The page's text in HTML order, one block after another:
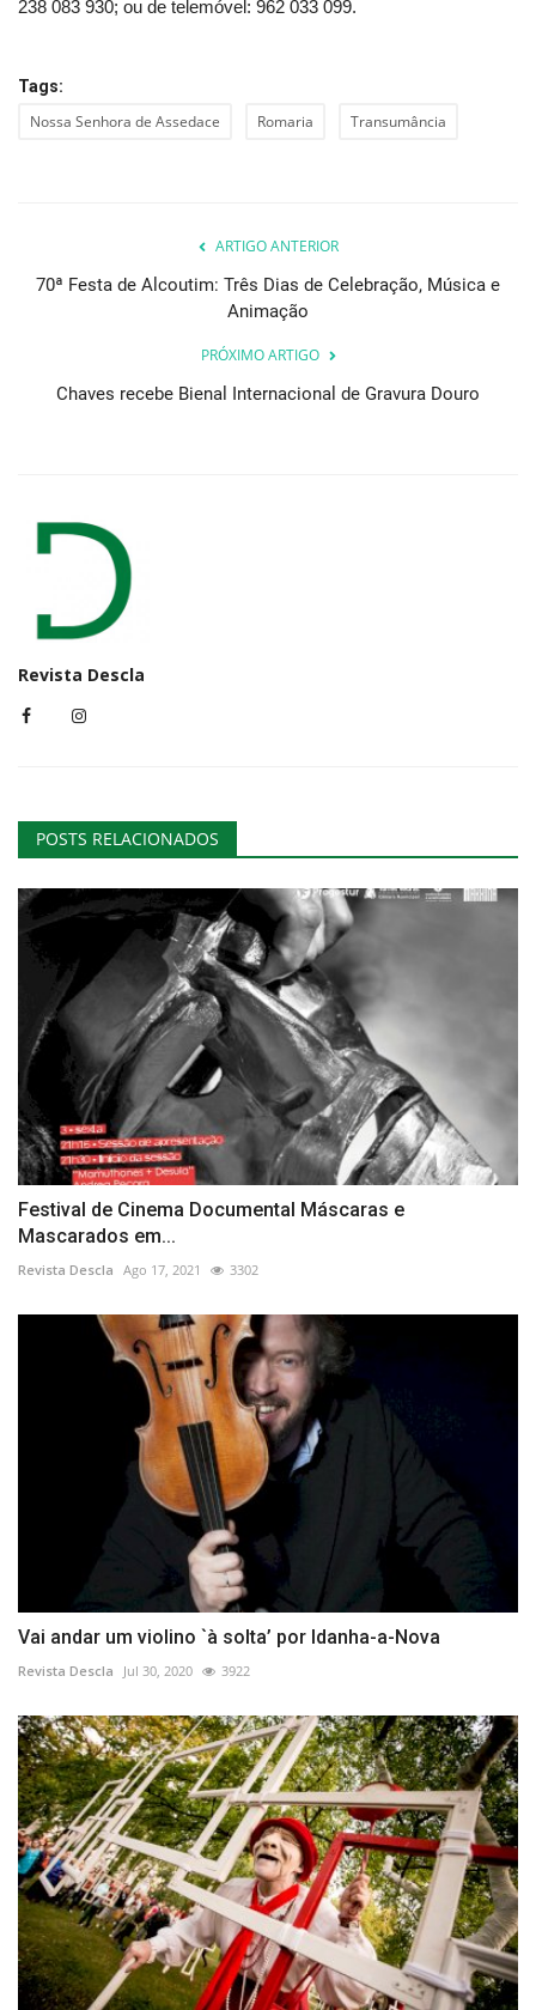
238 083 930; ou de telemóvel: 962 033 099.
Tags:
Nossa Senhora de Assedace Romaria Transumância
ARTIGO ANTERIOR
70ª Festa de Alcoutim: Três Dias de Celebração, Música e
Animação
PRÓXIMO ARTIGO
Chaves recebe Bienal Internacional de Gravura Douro
Revista Descla
POSTS RELACIONADOS
Festival de Cinema Documental Máscaras e
Mascarados em...
Revista Descla Ago 17, 2021 3302
Vai andar um violino `à solta’ por Idanha-a-Nova
Revista Descla Jul 30, 2020 3922